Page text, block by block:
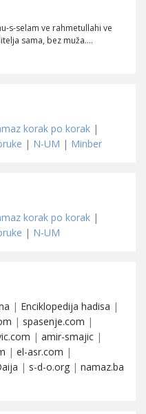
s-selam ve rahmetullahi ve
sama, bez muža.…
korak po korak |
| N-UM | Minber
korak po korak |
| N-UM
| Enciklopedija hadisa |
| spasenje.com |
| amir-smajic |
| el-asr.com |
| s-d-o.org | namaz.ba